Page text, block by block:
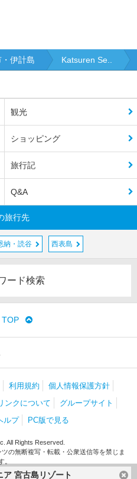
宮古島リゾート
伊計島 Katsuren Se..
観光
ショッピング
旅行記
Q&A
旅行先
納・読谷 西表島
ード検索
TOP
利用規約
個人情報保護方針
ンクについて
グループサイト
ルプ PC版で見る
All Rights Reserved.
の無断複写・転載・公衆送信等を禁じま
。